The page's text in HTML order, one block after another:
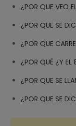
¿POR QUE VEO
¿POR QUE SE
¿POR QUE
¿POR QUÉ ¿Y EL
¿POR QUE SE
¿POR QUE SE